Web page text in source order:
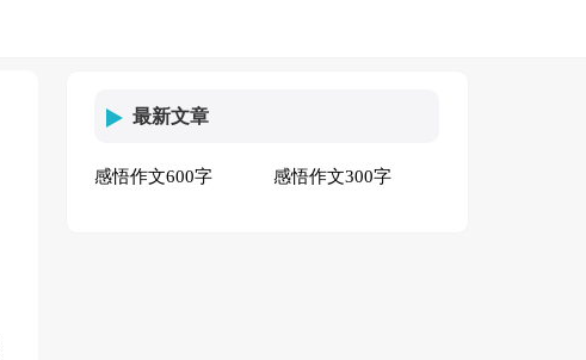
最新文章
感悟作文600字 感悟作文300字